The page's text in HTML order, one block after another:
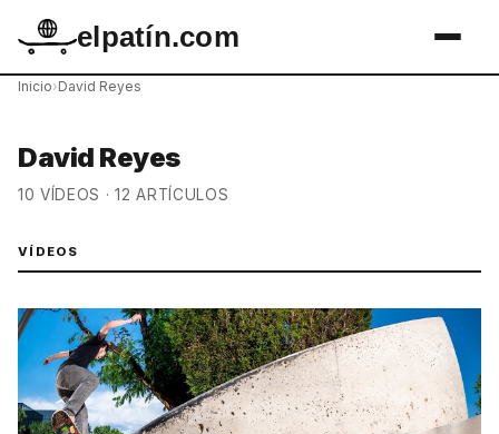
elpatín.com
Inicio›David Reyes
David Reyes
10 VÍDEOS · 12 ARTÍCULOS
VÍDEOS